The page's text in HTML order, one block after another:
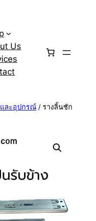
Us
และอุปกรณ์/ รางลิ้นชัก